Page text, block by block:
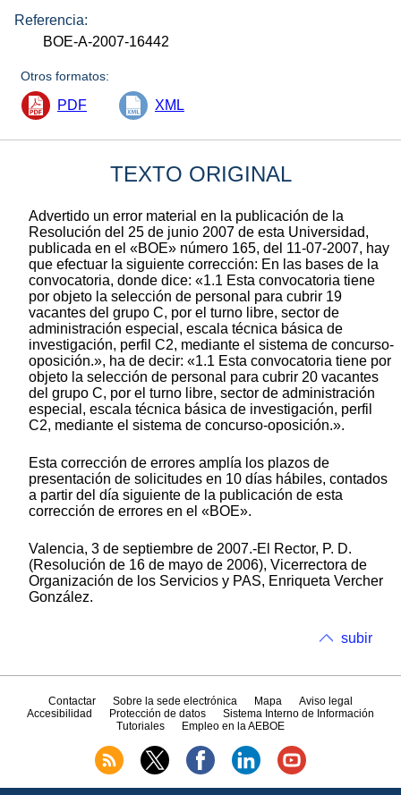
Referencia:
BOE-A-2007-16442
Otros formatos:
PDF XML
TEXTO ORIGINAL
Advertido un error material en la publicación de la
Resolución del 25 de junio 2007 de esta Universidad,
publicada en el «BOE» número 165, del 11-07-2007, hay
que efectuar la siguiente corrección: En las bases de la
convocatoria, donde dice: «1.1 Esta convocatoria tiene
por objeto la selección de personal para cubrir 19
vacantes del grupo C, por el turno libre, sector de
administración especial, escala técnica básica de
investigación, perfil C2, mediante el sistema de concurso-
oposición.», ha de decir: «1.1 Esta convocatoria tiene por
objeto la selección de personal para cubrir 20 vacantes
del grupo C, por el turno libre, sector de administración
especial, escala técnica básica de investigación, perfil
C2, mediante el sistema de concurso-oposición.».
Esta corrección de errores amplía los plazos de
presentación de solicitudes en 10 días hábiles, contados
a partir del día siguiente de la publicación de esta
corrección de errores en el «BOE».
Valencia, 3 de septiembre de 2007.-El Rector, P. D.
(Resolución de 16 de mayo de 2006), Vicerrectora de
Organización de los Servicios y PAS, Enriqueta Vercher
González.
subir
Contactar Sobre la sede electrónica Mapa
Aviso legal
Accesibilidad
Protección de datos
Sistema Interno de Información
Tutoriales
Empleo en la AEBOE